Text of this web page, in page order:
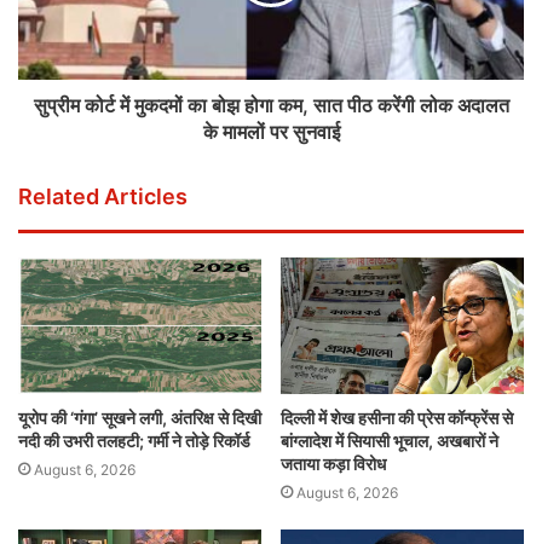
सुप्रीम कोर्ट में मुकदमों का बोझ होगा कम, सात पीठ करेंगी लोक अदालत
के मामलों पर सुनवाई
Related Articles
यूरोप की ‘गंगा’ सूखने लगी, अंतरिक्ष से दिखी
नदी की उभरी तलहटी; गर्मी ने तोड़े रिकॉर्ड
August 6, 2026
दिल्ली में शेख हसीना की प्रेस कॉन्फ्रेंस से
बांग्लादेश में सियासी भूचाल, अखबारों ने
जताया कड़ा विरोध
August 6, 2026